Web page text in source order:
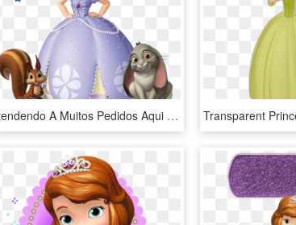
Atendendo A Muitos Pedidos Aqui Está Algumas Imagens - Princess Sofia Png, Transparent Png